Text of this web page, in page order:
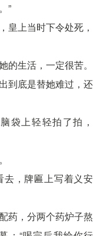
”
皇上当时下令处死，
的生活，一定很苦。
到底是替她难过，还
袋上轻轻拍了拍，
去，牌匾上写着义安
药，分两个药炉子熬